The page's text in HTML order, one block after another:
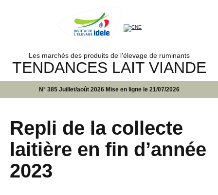
Les marchés des produits de l’élevage de ruminants
TENDANCES LAIT VIANDE
N° 385 Juillet/août 2026 Mise en ligne le 21/07/2026
Repli de la collecte
laitière en fin d’année
2023